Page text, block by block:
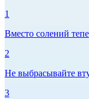
1
Вместо солений
2
Не выбрасывайте
3